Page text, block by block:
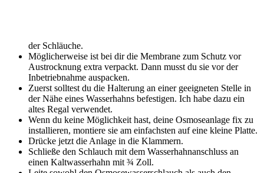
der Schläuche.
Möglicherweise ist bei dir die Membrane zum Schutz vor
Austrocknung extra verpackt. Dann musst du sie vor der
Inbetriebnahme auspacken.
Zuerst solltest du die Halterung an einer geeigneten Stelle in
der Nähe eines Wasserhahns befestigen. Ich habe dazu ein
altes Regal verwendet.
Wenn du keine Möglichkeit hast, deine Osmoseanlage fix zu
installieren, montiere sie am einfachsten auf eine kleine Platte.
Drücke jetzt die Anlage in die Klammern.
Schließe den Schlauch mit dem Wasserhahnanschluss an
einen Kaltwasserhahn mit ¾ Zoll.